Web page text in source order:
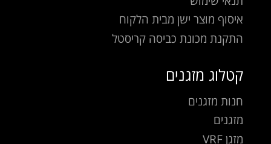
איסוף מוצר ישן מבית הלקוח
התקנת מכונת כביסה קריסטל
קטלוג מזגנים
חנות מזגנים
מזגנים
מזגן VRF